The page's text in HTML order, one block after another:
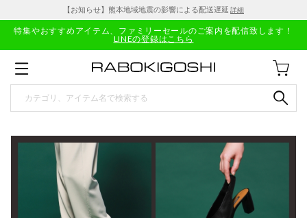
【お知らせ】熊本地域地震の影響による配送遅延 詳細
特集やおすすめアイテム、ファミリーセールのご案内を配信致します！
LINEの登録はこちら